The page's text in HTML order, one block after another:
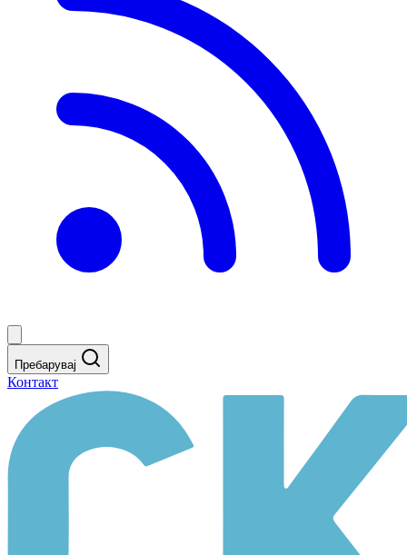
Пребарувај
Контакт